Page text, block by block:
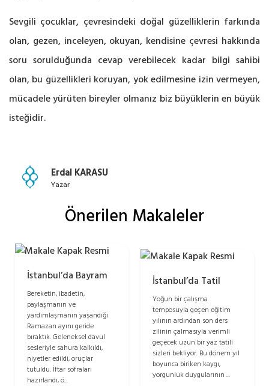
Sevgili çocuklar, çevresindeki doğal güzelliklerin farkında
olan, gezen, inceleyen, okuyan, kendisine çevresi hakkında
soru sorulduğunda cevap verebilecek kadar bilgi sahibi
olan, bu güzellikleri koruyan, yok edilmesine izin vermeyen,
mücadele yürüten bireyler olmanız biz büyüklerin en büyük
isteğidir.
Erdal KARASU
Yazar
Önerilen Makaleler
İstanbul’da Bayram
Bereketin, ibadetin,
paylaşmanın ve
yardımlaşmanın yaşandığı
Ramazan ayını geride
bıraktık. Geleneksel davul
sesleriyle sahura kalkıldı,
niyetler edildi, oruçlar
tutuldu. İftar sofraları
hazırlandı, ö...
İstanbul’da Tatil
Yoğun bir çalışma
temposuyla geçen eğitim
yılının ardından son ders
zilinin çalmasıyla verimli
geçecek uzun bir yaz tatili
sizleri bekliyor. Bu dönem yıl
boyunca biriken kaygı,
yorgunluk duygularının ...